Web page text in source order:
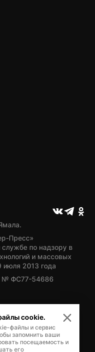
Пресс»
по надзору в
и массовых
2013 года
№ ФС77-54686
политики Ямало-
cookie.
файлы и сервис
запомнить ваши
посещаемость и
его